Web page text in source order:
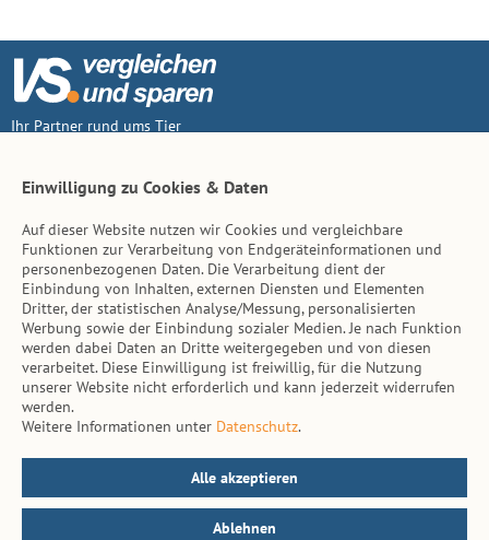
Ihr Partner rund ums Tier
Inhalt
Tierarzt-Suche
Hinweise
AGB
Impressum
Datenschutz
Kontakt
Einwilligung zu Cookies & Daten
Auf dieser Website nutzen wir Cookies und vergleichbare
Funktionen zur Verarbeitung von Endgeräteinformationen und
personenbezogenen Daten. Die Verarbeitung dient der
Einbindung von Inhalten, externen Diensten und Elementen
Dritter, der statistischen Analyse/Messung, personalisierten
Werbung sowie der Einbindung sozialer Medien. Je nach Funktion
werden dabei Daten an Dritte weitergegeben und von diesen
verarbeitet. Diese Einwilligung ist freiwillig, für die Nutzung
unserer Website nicht erforderlich und kann jederzeit widerrufen
werden.
Weitere Informationen unter Datenschutz.
Alle akzeptieren
Ablehnen